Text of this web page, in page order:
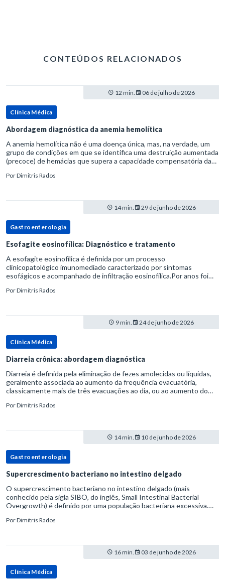
CONTEÚDOS RELACIONADOS
12 min. 06 de julho de 2026
Clínica Médica
Abordagem diagnóstica da anemia hemolítica
A anemia hemolítica não é uma doença única, mas, na verdade, um
grupo de condições em que se identifica uma destruição aumentada
(precoce) de hemácias que supera a capacidade compensatória da
PorDimitris Rados
14 min. 29 de junho de 2026
Gastroenterologia
Esofagite eosinofílica: Diagnóstico e tratamento
A esofagite eosinofílica é definida por um processo
clinicopatológico imunomediado caracterizado por sintomas
esofágicos e acompanhado de infiltração eosinofílica.Por anos foi
refluxo gastr
PorDimitris Rados
9 min. 24 de junho de 2026
Clínica Médica
Diarreia crônica: abordagem diagnóstica
Diarreia é definida pela eliminação de fezes amolecidas ou líquidas,
geralmente associada ao aumento da frequência evacuatória,
classicamente mais de três evacuações ao dia, ou ao aumento do
PorDimitris Rados
14 min. 10 de junho de 2026
Gastroenterologia
Supercrescimento bacteriano no intestino delgado
O supercrescimento bacteriano no intestino delgado (mais
conhecido pela sigla SIBO, do inglês, Small Intestinal Bacterial
Overgrowth) é definido por uma população bacteriana excessiva.
PorDimitris Rados
16 min. 03 de junho de 2026
Clínica Médica